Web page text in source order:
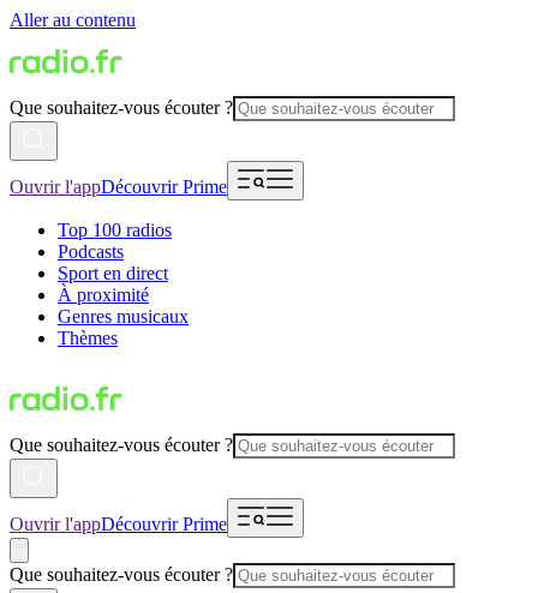
Aller au contenu
Que souhaitez-vous écouter ?
Ouvrir l'appDécouvrir Prime
Top 100 radios
Podcasts
Sport en direct
À proximité
Genres musicaux
Thèmes
Que souhaitez-vous écouter ?
Ouvrir l'appDécouvrir Prime
Que souhaitez-vous écouter ?